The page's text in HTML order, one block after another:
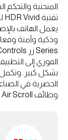
المنحنية
تقنية HDR Vivid لتحسين نطاق الألوان والتباين.
الفوري إلى
الحصرية في
وظائف Air Scroll وGrabshot المدعومة بالذكاء الاصطناعي.